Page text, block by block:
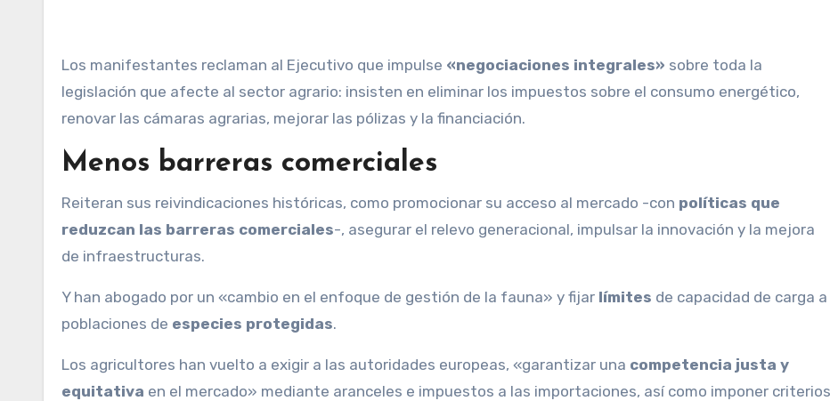
Los manifestantes reclaman al Ejecutivo que impulse «negociaciones integrales» sobre toda la
legislación que afecte al sector agrario: insisten en eliminar los impuestos sobre el consumo energético,
renovar las cámaras agrarias, mejorar las pólizas y la financiación.
Menos barreras comerciales
Reiteran sus reivindicaciones históricas, como promocionar su acceso al mercado -con políticas que
reduzcan las barreras comerciales-, asegurar el relevo generacional, impulsar la innovación y la mejora
de infraestructuras.
Y han abogado por un «cambio en el enfoque de gestión de la fauna» y fijar límites de capacidad de carga a
poblaciones de especies protegidas.
Los agricultores han vuelto a exigir a las autoridades europeas, «garantizar una competencia justa y
equitativa en el mercado» mediante aranceles e impuestos a las importaciones, así como imponer